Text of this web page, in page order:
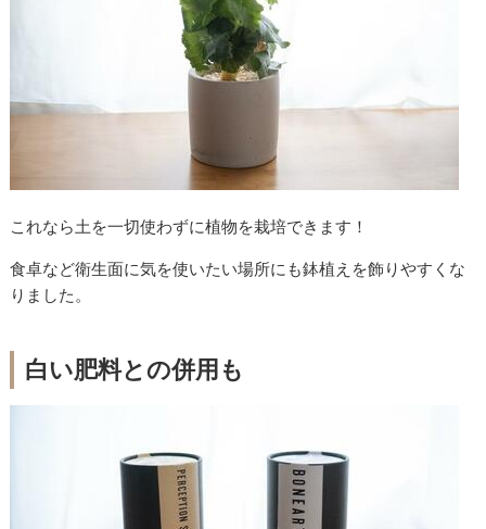
これなら土を一切使わずに植物を栽培できます！
食卓など衛生面に気を使いたい場所にも鉢植えを飾りやすくな
りました。
白い肥料との併用も